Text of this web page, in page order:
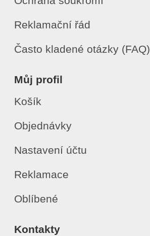
Reklamační řád
Často kladené otázky (FAQ)
Můj profil
Košík
Objednávky
Nastavení účtu
Reklamace
Oblíbené
Kontakty